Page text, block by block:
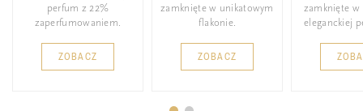
perfum z 22%
zaperfumowaniem.
ZOBACZ
zamknięte w unikatowym
flakonie.
ZOBACZ
zamknięte w
eleganckiej